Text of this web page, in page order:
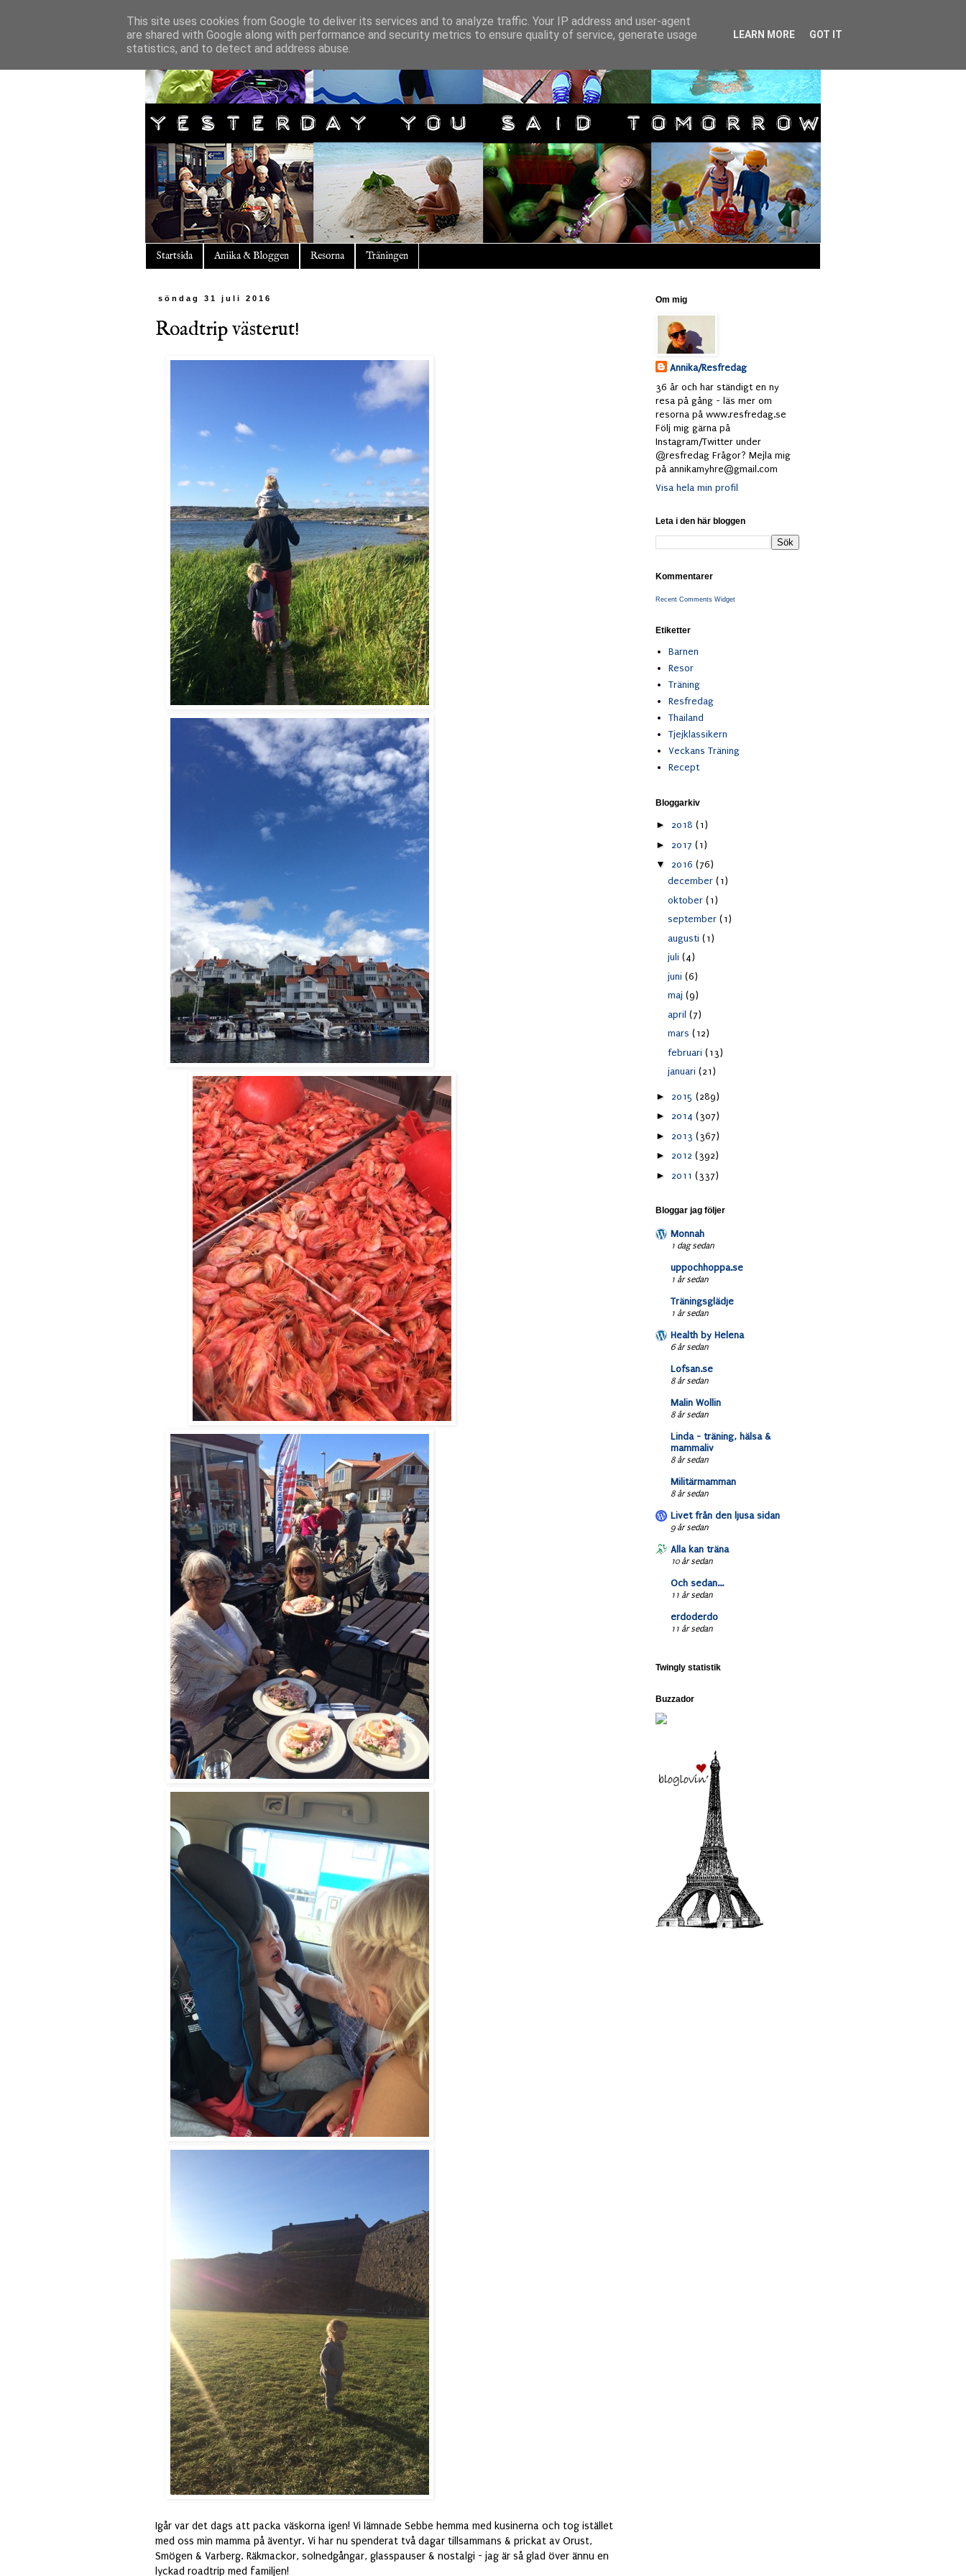
Startsida Aniika & Bloggen Resorna Träningen
söndag 31 juli 2016
Roadtrip västerut!
Igår var det dags att packa väskorna igen! Vi lämnade Sebbe hemma med kusinerna och tog istället
med oss min mamma på äventyr. Vi har nu spenderat två dagar tillsammans & prickat av Orust,
Smögen & Varberg. Räkmackor, solnedgångar, glasspauser & nostalgi - jag är så glad över ännu en
lyckad roadtrip med familjen!
Om mig
Annika/Resfredag
36 år och har ständigt en ny
resa på gång - läs mer om
resorna på www.resfredag.se
Följ mig gärna på
Instagram/Twitter under
@resfredag Frågor? Mejla mig
på annikamyhre@gmail.com
Visa hela min profil
Leta i den här bloggen
Kommentarer
Recent Comments Widget
Etiketter
Barnen
Resor
Träning
Resfredag
Thailand
Tjejklassikern
Veckans Träning
Recept
Bloggarkiv
► 2018 (1)
► 2017 (1)
▼ 2016 (76)
december (1)
oktober (1)
september (1)
augusti (1)
juli (4)
juni (6)
maj (9)
april (7)
mars (12)
februari (13)
januari (21)
► 2015 (289)
► 2014 (307)
► 2013 (367)
► 2012 (392)
► 2011 (337)
Bloggar jag följer
Monnah
1 dag sedan
uppochhoppa.se
1 år sedan
Träningsglädje
1 år sedan
Health by Helena
6 år sedan
Lofsan.se
8 år sedan
Malin Wollin
8 år sedan
Linda - träning, hälsa &
mammaliv
8 år sedan
Militärmamman
8 år sedan
Livet från den ljusa sidan
9 år sedan
Alla kan träna
10 år sedan
Och sedan...
11 år sedan
erdoderdo
11 år sedan
Twingly statistik
Buzzador
This site uses cookies from Google to deliver its services and to analyze traffic. Your IP address and user-agent
are shared with Google along with performance and security metrics to ensure quality of service, generate usage
statistics, and to detect and address abuse.
LEARN MORE GOT IT